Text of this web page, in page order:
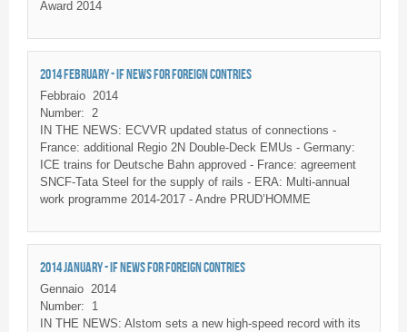
Award 2014
2014 FEBRUARY - IF NEWS FOR FOREIGN CONTRIES
Febbraio
2014
Number:
2
IN THE NEWS: ECVVR updated status of connections -
France: additional Regio 2N Double-Deck EMUs - Germany:
ICE trains for Deutsche Bahn approved - France: agreement
SNCF-Tata Steel for the supply of rails - ERA: Multi-annual
work programme 2014-2017 - Andre PRUD’HOMME
2014 JANUARY - IF NEWS FOR FOREIGN CONTRIES
Gennaio
2014
Number:
1
IN THE NEWS: Alstom sets a new high-speed record with its